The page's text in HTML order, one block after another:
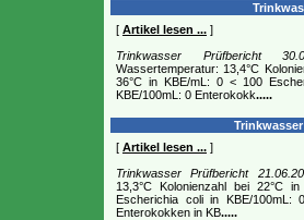
[ Artikel lesen ... ]
Trinkwasser Prüfbericht
Wassertemperatur: 13,4°C
36°C in KBE/mL: 0 < 100
KBE/100mL: 0 Enterokokk.....
[ Artikel lesen ... ]
Trinkwasser Prüfbericht
13,3°C Kolonienzahl bei 22°C
Escherichia coli in KBE/100mL:
Enterokokken in KB.....